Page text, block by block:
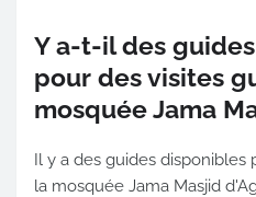
Y a-t-il des
pour des visites
mosquée Jama
Il y a des guides disponibles
la mosquée Jama Masjid